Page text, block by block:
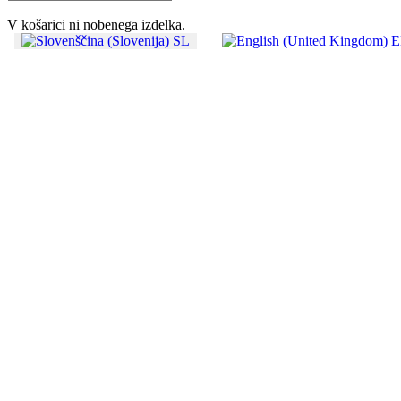
V košarici ni nobenega izdelka.
SL